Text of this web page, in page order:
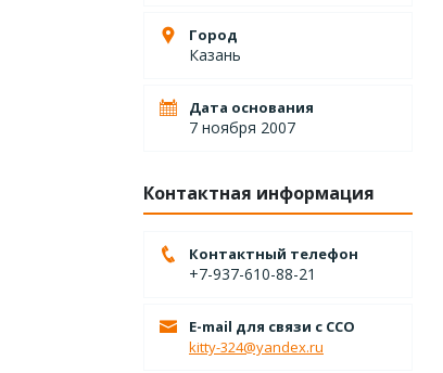
Город
Казань
Дата основания
7 ноября 2007
Контактная информация
Контактный телефон
+7-937-610-88-21
E-mail для связи с ССО
kitty-324@yandex.ru